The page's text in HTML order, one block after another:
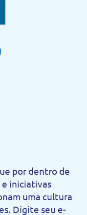
por dentro de
iniciativas
uma cultura
Digite seu e-